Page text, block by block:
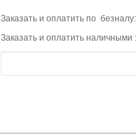
Заказать и оплатить по
Заказать и оплатить наличными